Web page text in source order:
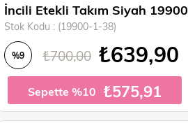
İncili Etekli Takım Siyah 19900
Stok Kodu (19900-1-38)
%9 ₺700,00 ₺639,90
Sepette %10 ₺575,91